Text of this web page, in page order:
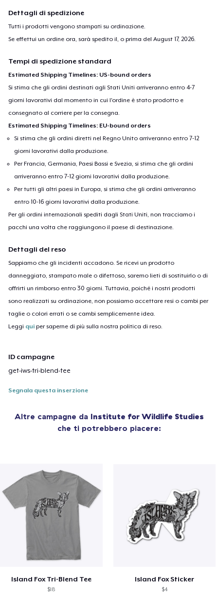
Dettagli di spedizione
Tutti i prodotti vengono stampati su ordinazione.
Se effettui un ordine ora, sarà spedito il, o prima delAugust 17, 2026
Tempi di spedizione standard
Estimated Shipping Timelines: US-bound orders
Si stima che gli ordini destinati agli Stati Uniti arriveranno entro 4-7
giorni lavorativi dal momento in cui l'ordine è stato prodotto e
consegnato al corriere per la consegna.
Estimated Shipping Timelines: EU-bound orders
Si stima che gli ordini diretti nel Regno Unito arriveranno entro 7-12
giorni lavorativi dalla produzione.
Per Francia, Germania, Paesi Bassi e Svezia, si stima che gli ordini
arriveranno entro 7-12 giorni lavorativi dalla produzione.
Per tutti gli altri paesi in Europa, si stima che gli ordini arriveranno
entro 10-16 giorni lavorativi dalla produzione.
Per gli ordini internazionali spediti dagli Stati Uniti, non tracciamo i
pacchi una volta che raggiungono il paese di destinazione.
Dettagli del reso
Sappiamo che gli incidenti accadono. Se ricevi un prodotto
danneggiato, stampato male o difettoso, saremo lieti di sostituirlo o di
offrirti un rimborso entro 30 giorni. Tuttavia, poiché i nostri prodotti
sono realizzati su ordinazione, non possiamo accettare resi o cambi per
taglie o colori errati o se cambi semplicemente idea.
Leggi qui per saperne di più sulla nostra politica di reso.
ID campagne
get-iws-tri-blend-tee
Segnala questa inserzione
Altre campagne da Institute for Wildlife Studies
che ti potrebbero piacere:
Island Fox Tri-Blend Tee
$18
Island Fox Sticker
$4